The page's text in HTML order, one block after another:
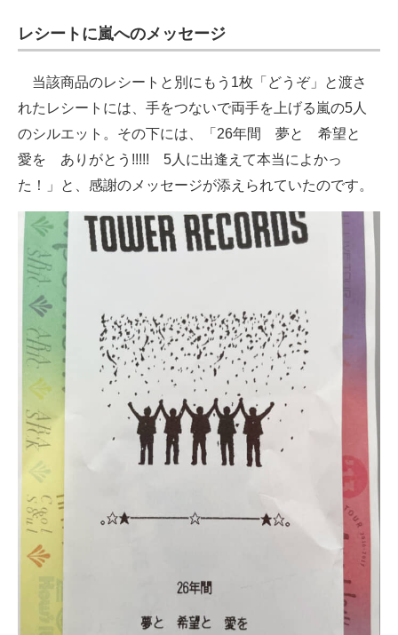
レシートに嵐へのメッセージ
当該商品のレシートと別にもう1枚「どうぞ」と渡さ
れたレシートには、手をつないで両手を上げる嵐の5人
のシルエット。その下には、「26年間 夢と 希望と
愛を ありがとう!!!!! 5人に出逢えて本当によかっ
た！」と、感謝のメッセージが添えられていたのです。